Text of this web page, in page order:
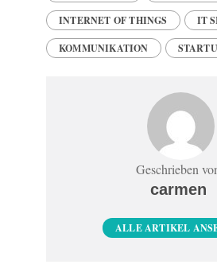
INTERNET OF THINGS IT
KOMMUNIKATION
Geschrieben
carmen
ALLE ARTIKEL